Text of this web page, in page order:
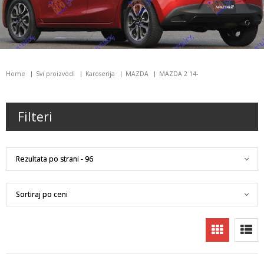
Home Svi proizvodi Karoserija MAZDA MAZDA 2 14-
Filteri